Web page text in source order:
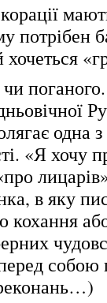
потрібен
одна
«Я хочу
в яку
кохання